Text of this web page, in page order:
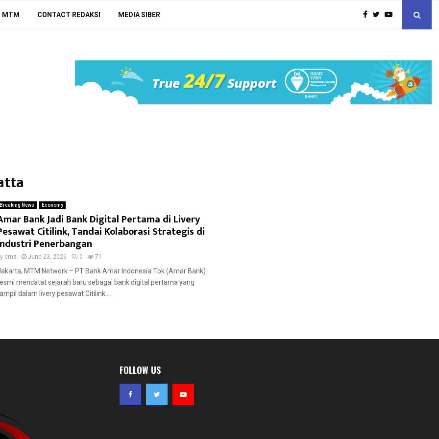
MTM CONTACT REDAKSI MEDIA SIBER
Breaking News Economy
Bank Jadi Bank Digital Pertama di Livery
Citilink, Tandai Kolaborasi Strategis di
Penerbangan
cms June 23, 2026 0 71
MTM Network – PT Bank Amar Indonesia Tbk (Amar Bank)
mencatat sejarah baru sebagai bank digital pertama yang
dalam livery pesawat Citilink....
FOLLOW US